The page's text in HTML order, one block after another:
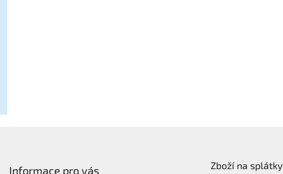
Informace pro vás Zboží na splátky